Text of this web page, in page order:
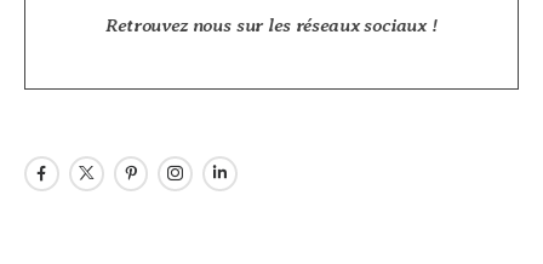
Retrouvez nous sur les réseaux sociaux !